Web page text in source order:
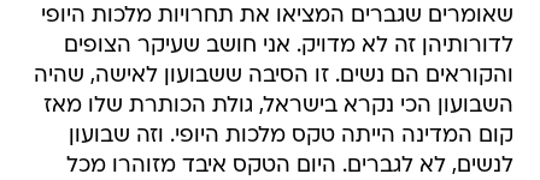
שאומרים שגברים המציאו את תחרויות מלכות היופי
לדורותיהן זה לא מדויק. אני חושב שעיקר הצופים
והקוראים הם נשים. זו הסיבה ששבועון לאישה, שהיה
השבועון הכי נקרא בישראל, גולת הכותרת שלו מאז
קום המדינה הייתה טקס מלכות היופי. וזה שבועון
לנשים, לא לגברים. היום הטקס איבד מזוהרו מכל